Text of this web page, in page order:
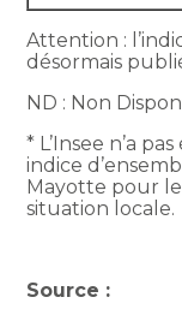
Attention :
désormais
ND : Non
* L’Insee n’a
indice
Mayotte pour le
situation locale.
Source :